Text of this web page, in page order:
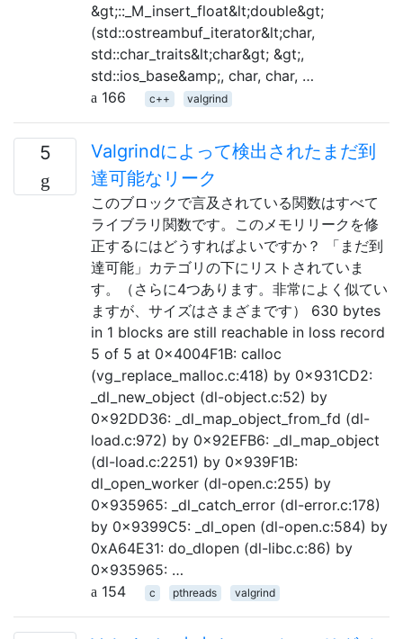
&gt;::_M_insert_float&lt;double&gt;
(std::ostreambuf_iterator&lt;char,
std::char_traits&lt;char&gt; &gt;,
std::ios_base&amp;, char, char, …
166
c++ valgrind
5
Valgrindによって検出されたまだ到
達可能なリーク
このブロックで言及されている関数はすべて
ライブラリ関数です。このメモリリークを修
正するにはどうすればよいですか？ 「まだ到
達可能」カテゴリの下にリストされていま
す。（さらに4つあります。非常によく似てい
ますが、サイズはさまざまです） 630 bytes
in 1 blocks are still reachable in loss record
5 of 5 at 0x4004F1B: calloc
(vg_replace_malloc.c:418) by 0x931CD2:
_dl_new_object (dl-object.c:52) by
0x92DD36: _dl_map_object_from_fd (dl-
load.c:972) by 0x92EFB6: _dl_map_object
(dl-load.c:2251) by 0x939F1B:
dl_open_worker (dl-open.c:255) by
0x935965: _dl_catch_error (dl-error.c:178)
by 0x9399C5: _dl_open (dl-open.c:584) by
0xA64E31: do_dlopen (dl-libc.c:86) by
0x935965: …
154
c pthreads valgrind